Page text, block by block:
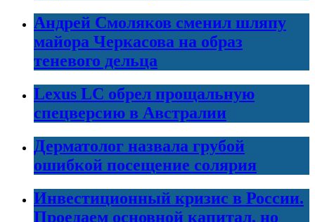
Андрей Смоляков сменил шляпу
майора Черкасова на образ
теневого дельца
Lexus LC обрел прощальную
спецверсию в Австралии
Дерматолог назвала грубой
ошибкой посещение солярия
Инвестиционный кризис в России.
Проедаем основной капитал, но